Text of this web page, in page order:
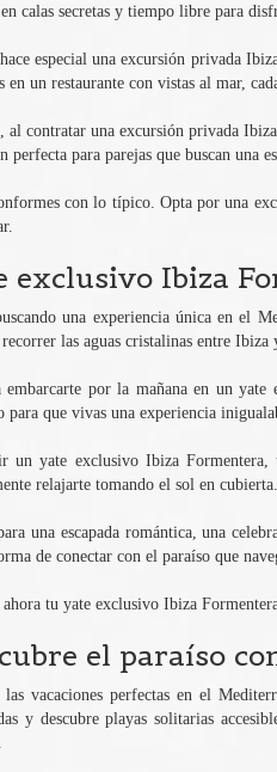
en calas secretas y tiempo libre para
especial una excursión privada
en un restaurante con vistas al mar,
al contratar una excursión privada
perfecta para parejas que buscan una
con lo típico. Opta por una
exclusivo Ibiza
una experiencia única en el
las aguas cristalinas entre
embarcarte por la mañana en un yate
para que vivas una experiencia
un yate exclusivo Ibiza Formentera,
relajarte tomando el sol en cubierta.
una escapada romántica, una
de conectar con el paraíso que
ahora tu yate exclusivo Ibiza
el paraíso
las vacaciones perfectas en el
y descubre playas solitarias